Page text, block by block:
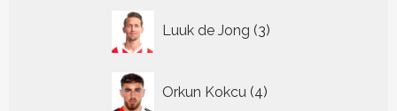
Luuk de Jong 3
producten
Orkun Kokcu 4
producten